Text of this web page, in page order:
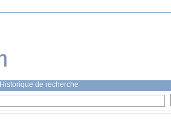
Historique de recherche